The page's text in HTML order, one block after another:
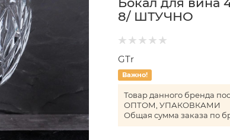
8/ ШТУЧНО
GTr
Важно!
Товар данного бренда
ОПТОМ, УПАКОВКАМИ
Общая сумма заказа по